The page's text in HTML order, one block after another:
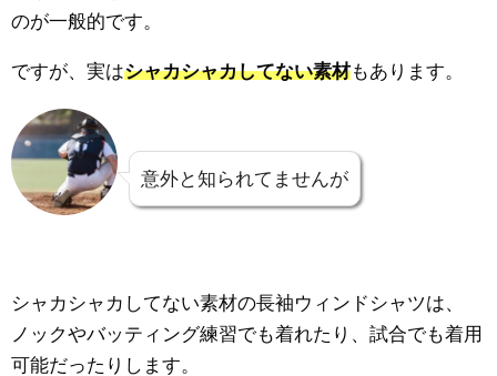
のが一般的です。
ですが、実はシャカシャカしてない素材もあります。
意外と知られてませんが
シャカシャカしてない素材の長袖ウィンドシャツは、
ノックやバッティング練習でも着れたり、試合でも着用
可能だったりします。